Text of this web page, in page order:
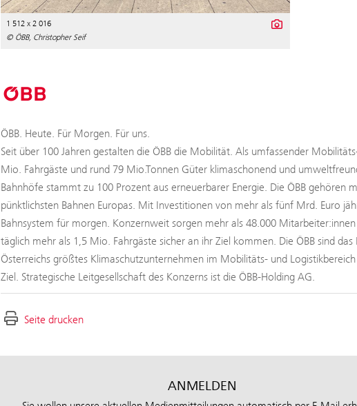
1 512 x 2 016
© ÖBB, Christopher Seif
ÖBB. Heute. Für Morgen. Für uns.
Seit über 100 Jahren gestalten die ÖBB die Mobilität. Als umfassender
Mio. Fahrgäste und rund 79 Mio.Tonnen Güter klimaschonend und
Bahnhöfe stammt zu 100 Prozent aus erneuerbarer Energie. Die ÖBB gehören
pünktlichsten Bahnen Europas. Mit Investitionen von mehr als fünf Mrd. Euro
Bahnsystem für morgen. Konzernweit sorgen mehr als 48.000
täglich mehr als 1,5 Mio. Fahrgäste sicher an ihr Ziel kommen. Die ÖBB sind
Österreichs größtes Klimaschutzunternehmen im Mobilitäts- und
Ziel. Strategische Leitgesellschaft des Konzerns ist die ÖBB-Holding AG.
Seite drucken
ANMELDEN